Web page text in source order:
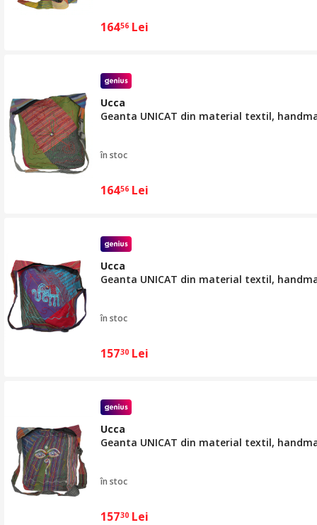
16456 Lei
Ucca
Geanta UNICAT din material textil,
în stoc
16456 Lei
Ucca
Geanta UNICAT din material textil,
în stoc
15730 Lei
Ucca
Geanta UNICAT din material textil,
în stoc
15730 Lei